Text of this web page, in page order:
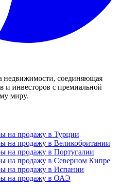
соединяющая
и инвесторов с премиальной
миру.
на продажу в Турции
на продажу в Великобритании
на продажу в Португалии
на продажу в Северном Кипре
на продажу в Испании
на продажу в ОАЭ